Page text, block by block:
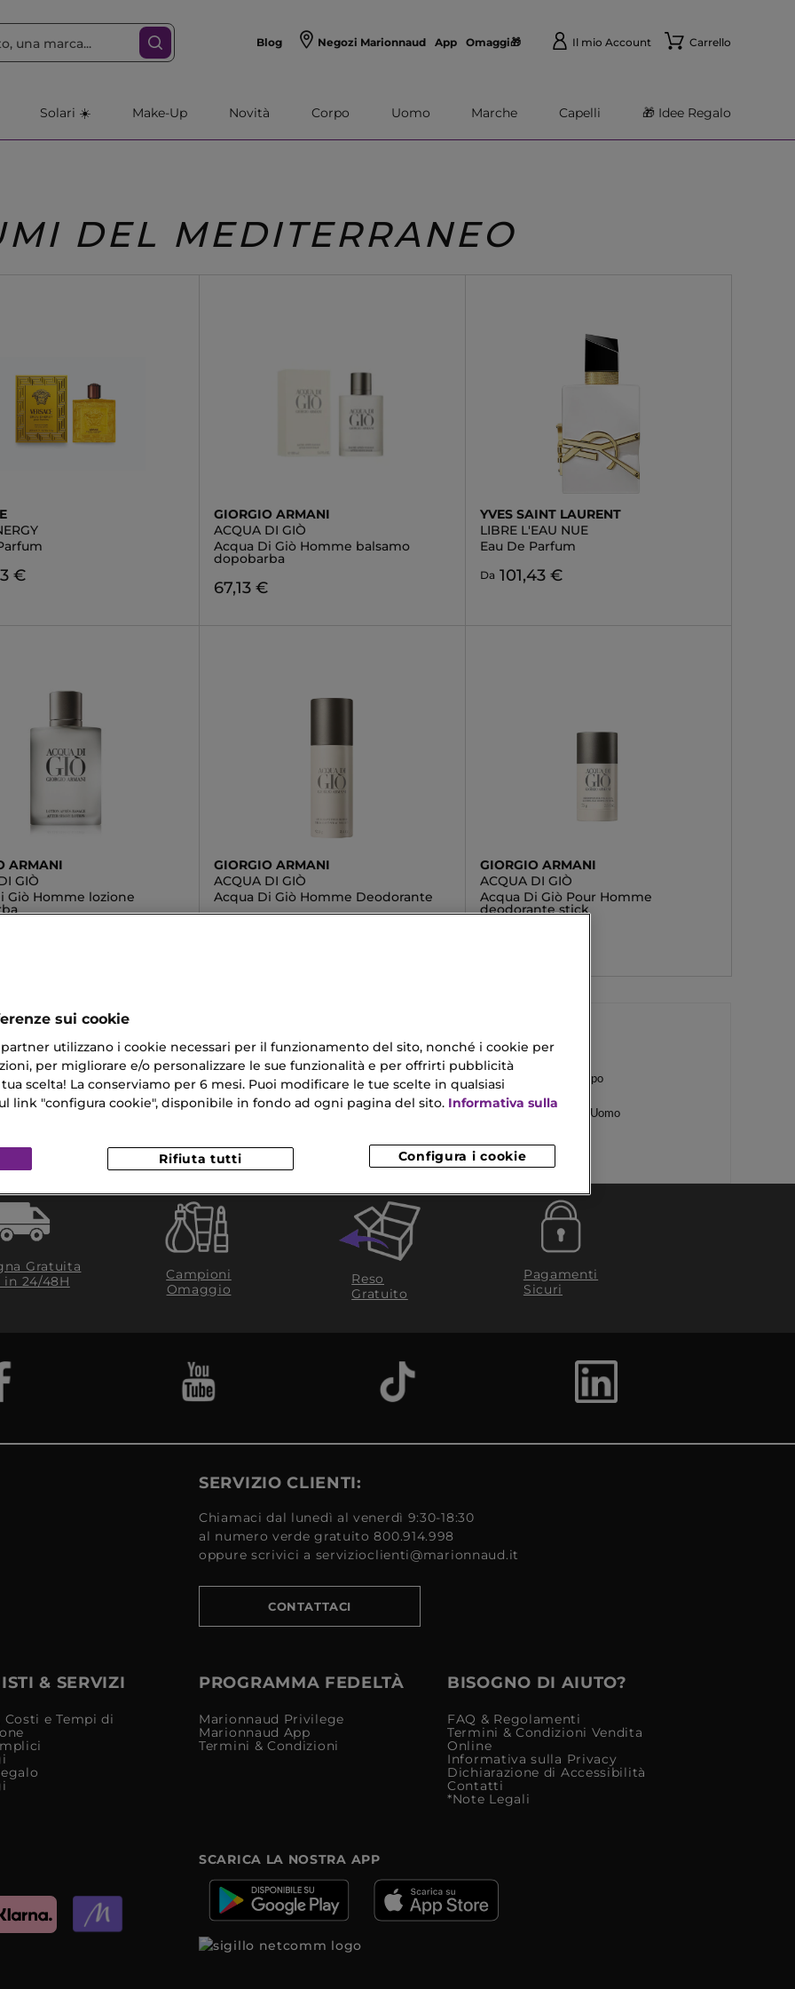
Blog Negozi Marionnaud App Omaggi🎁 Il mio Account Carrello
Solari ☀️ Make-Up Novità Corpo Uomo Marche Capelli 🎁 Idee Regalo
DEL MEDITERRANEO
€
GIORGIO ARMANI
ACQUA DI GIÒ
Acqua Di Giò Homme balsamo
dopobarba
67,13 €
YVES SAINT LAURENT
LIBRE L'EAU NUE
Eau De Parfum
Da 101,43 €
ARMANI
GIÒ
Giò Homme lozione
GIORGIO ARMANI
ACQUA DI GIÒ
Acqua Di Giò Homme Deodorante
GIORGIO ARMANI
ACQUA DI GIÒ
Acqua Di Giò Pour Homme
deodorante stick
Mediterranea Ciglia Lunghe Naturali Crema Mani Viso E Corpo
Capelli Colorati Musk Eau De Toilette Fragranze Di Lusso Da Uomo
Anti Invecchiamento
Gratuita
in 24/48H
Campioni
Omaggio
Reso
Gratuito
Pagamenti
Sicuri
SERVIZIO CLIENTI:
Chiamaci dal lunedì al venerdì 9:30-18:30
al numero verde gratuito 800.914.998
oppure scrivici a servizioclienti@marionnaud.it
CONTATTACI
& SERVIZI
Costi e Tempi di
PROGRAMMA FEDELTÀ
Marionnaud Privilege
Marionnaud App
Termini & Condizioni
BISOGNO DI AIUTO?
FAQ & Regolamenti
Termini & Condizioni Vendita
Online
Informativa sulla Privacy
Dichiarazione di Accessibilità
Contatti
*Note Legali
SCARICA LA NOSTRA APP
sui cookie
utilizzano i cookie necessari per il funzionamento del sito, nonché i cookie per
per migliorare e/o personalizzare le sue funzionalità e per offrirti pubblicità
scelta! La conserviamo per 6 mesi. Puoi modificare le tue scelte in qualsiasi
link "configura cookie", disponibile in fondo ad ogni pagina del sito. Informativa sulla
Configura i cookie
Rifiuta tutti